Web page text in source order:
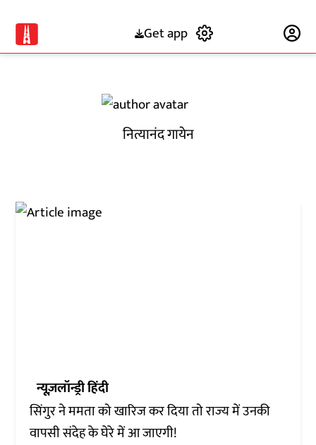
Get app
नित्यानंद गायेन
न्यूज़लॉन्ड्री हिंदी
सिंगुर ने ममता को खारिज कर दिया तो राज्‍य में उनकी
वापसी संदेह के घेरे में आ जाएगी!